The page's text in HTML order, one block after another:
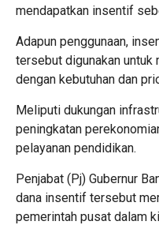
mendapatkan insentif
Adapun penggunaan,
tersebut digunakan untuk
dengan kebutuhan dan
Meliputi dukungan
peningkatan
pelayanan pendidikan.
Penjabat (Pj) Gubernur
dana insentif tersebut
pemerintah pusat dalam